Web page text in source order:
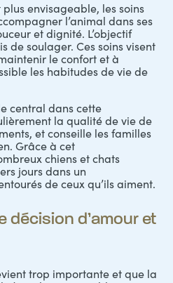
plus envisageable, les soins
l’animal dans ses
et dignité. L’objectif
de soulager. Ces soins visent
le confort et à
les habitudes de vie de
central dans cette
la qualité de vie de
et conseille les familles
Grâce à cet
chiensetchats
jours dans un
de ceux qu’ils aiment.
décision d’amour et
trop importante et que la